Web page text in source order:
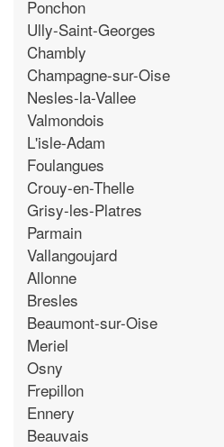
Ponchon
Ully-Saint-Georges
Chambly
Champagne-sur-Oise
Nesles-la-Vallee
Valmondois
L'isle-Adam
Foulangues
Crouy-en-Thelle
Grisy-les-Platres
Parmain
Vallangoujard
Allonne
Bresles
Beaumont-sur-Oise
Meriel
Osny
Frepillon
Ennery
Beauvais